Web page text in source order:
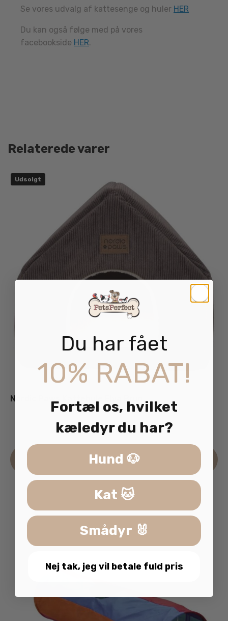
Se vores udvalg af kattesenge og huler HER
Du kan også følge med på vores
facebookside HER.
Relaterede varer
Udsolgt
Nordic Paws Kattehule Elva Brun
479.95kr. inkl. moms
Læs mere
Du har fået
10% RABAT!
Fortæl os, hvilket
kæledyr du har?
Hund 🐶
Kat 🐱
Smådyr 🐰
Nej tak, jeg vil betale fuld pris